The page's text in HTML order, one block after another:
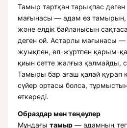
Тамыр тартқан тарықпас
мағынасы — адам өз тамырын,
және елдік байланысын
деген ой. Астарлы мағынасы
жуықпен, ел-жұртпен қарым-
қиын сәтте жалғыз қалмайды,
Тамыры бар ағаш қалай қурап
сүйер ортасы болса,
өткереді.
Образдар мен теңеулер
Мұндағы тамыр — адамның